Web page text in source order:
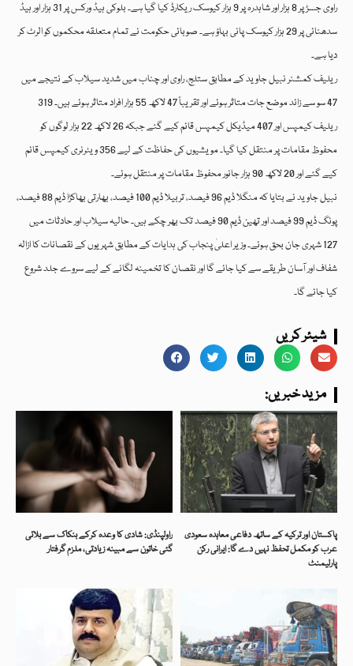
راوی جسڑ پر 8 ہزار اور شاہدرہ پر 9 ہزار کیوسک ریکارڈ کیا گیا ہے۔ بلوکی ہیڈ ورکس پر 31 ہزار اور ہیڈ
سدھنائی پر 29 ہزار کیوسک پانی بہاؤ ہے۔ صوبائی حکومت نے تمام متعلقہ محکموں کو الرٹ کر
دیا ہے۔
ریلیف کمشنر نبیل جاوید کے مطابق ستلج، راوی اور چناب میں شدید سیلاب کے نتیجے میں
47 سو سے زائد موضع جات متاثر ہوئے اور تقریباً 47 لاکھ 55 ہزار افراد متاثر ہوئے ہیں۔ 319
ریلیف کیمپس اور 407 میڈیکل کیمپس قائم کیے گئے جبکہ 26 لاکھ 22 ہزار لوگوں کو
محفوظ مقامات پر منتقل کیا گیا۔ مویشیوں کی حفاظت کے لیے 356 ویٹرنری کیمپس قائم
کیے گئے اور 20 لاکھ 90 ہزار جانور محفوظ مقامات پر منتقل ہوئے۔
نبیل جاوید نے بتایا کہ منگلا ڈیم 96 فیصد، تربیلا ڈیم 100 فیصد، بھارتی بھاکڑا ڈیم 88 فیصد،
پونگ ڈیم 99 فیصد اور تھین ڈیم 90 فیصد تک بھر چکے ہیں۔ حالیہ سیلاب اور حادثات میں
127 شہری جان بحق ہوئے۔ وزیر اعلیٰ پنجاب کی ہدایات کے مطابق شہریوں کے نقصانات کا ازالہ
شفاف اور آسان طریقے سے کیا جائے گا اور نقصان کا تخمینہ لگانے کے لیے سروے جلد شروع
کیا جائے گا۔
شیئر کریں
:مزید خبریں
راولپنڈی: شادی کا وعدہ کرکے بنکاک سے بلائی
گئی خاتون سے مبینہ زیادتی، ملزم گرفتار
پاکستان اور ترکیہ کے ساتھ دفاعی معاہدہ سعودی
عرب کو مکمل تحفظ نہیں دے گا: ایرانی رکن
پارلیمنٹ